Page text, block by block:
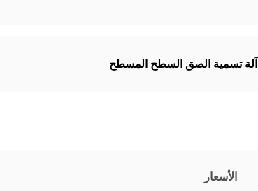
آلة تسمية الصق السطح المسطح
الأسعار